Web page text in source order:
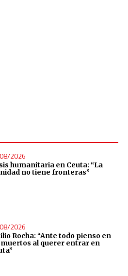
2026
humanitaria en Ceuta: “La
no tiene fronteras”
2026
Rocha: “Ante todo pienso en
al querer entrar en